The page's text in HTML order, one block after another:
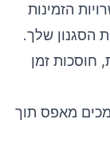
הזמינות
הסגנון שלך.
חוסכות זמן
מאפס תוך